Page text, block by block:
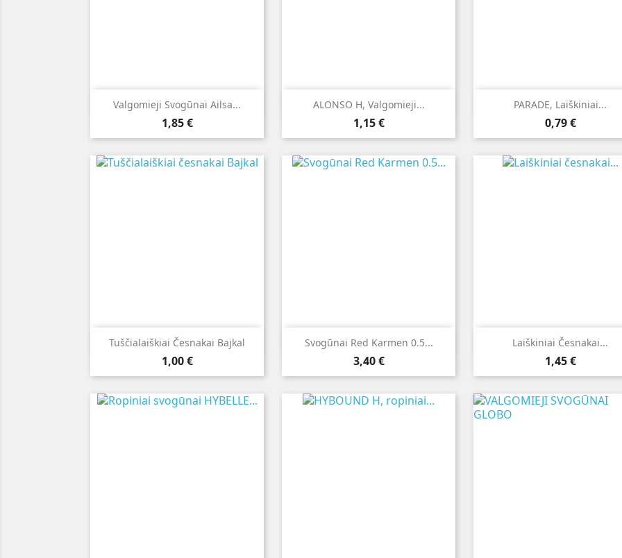
Valgomieji Svogūnai Ailsa...
Kaina
1,85 €
 Greita peržiūra ALONSO H, Valgomieji...
Kaina
1,15 €
 Greita peržiūra PARADE, Laiškiniai...
Kaina
0,79 €
 Greita peržiūra
Tuščialaiškiai Česnakai Bajkal
Kaina
1,00 €
 Greita peržiūra Svogūnai Red Karmen 0.5...
Kaina
3,40 €
 Greita peržiūra Laiškiniai Česnakai...
Kaina
1,45 €
 Greita peržiūra